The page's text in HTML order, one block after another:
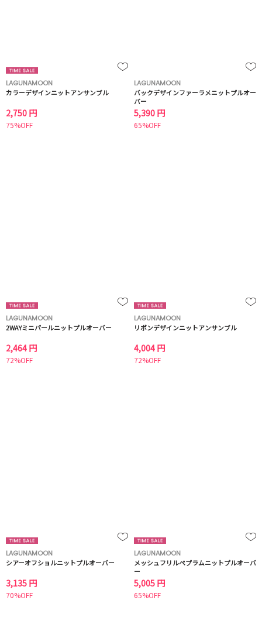
LAGUNAMOON
カラーデザインニットアンサンブル
2,750 円
75%OFF
LAGUNAMOON
バックデザインファーラメニットプルオー
バー
5,390 円
65%OFF
LAGUNAMOON
2WAYミニパールニットプルオーバー
2,464 円
72%OFF
LAGUNAMOON
リボンデザインニットアンサンブル
4,004 円
72%OFF
LAGUNAMOON
シアーオフショルニットプルオーバー
3,135 円
70%OFF
LAGUNAMOON
メッシュフリルペプラムニットプルオーバ
ー
5,005 円
65%OFF